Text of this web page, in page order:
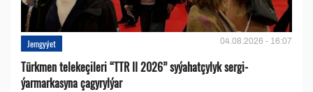
Jemgyýet 04.08.2026 - 16:07
Türkmen telekeçileri “TTR II 2026” syýahatçylyk sergi-
ýarmarkasyna çagyrylýar